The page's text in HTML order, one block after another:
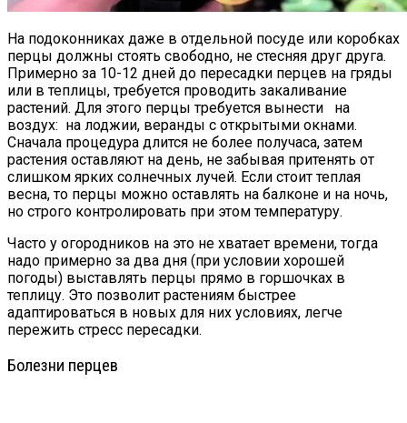
На подоконниках даже в отдельной посуде или коробках
перцы должны стоять свободно, не стесняя друг друга.
Примерно за 10-12 дней до пересадки перцев на гряды
или в теплицы, требуется проводить закаливание
растений. Для этого перцы требуется вынести на
воздух: на лоджии, веранды с открытыми окнами.
Сначала процедура длится не более получаса, затем
растения оставляют на день, не забывая притенять от
слишком ярких солнечных лучей. Если стоит теплая
весна, то перцы можно оставлять на балконе и на ночь,
но строго контролировать при этом температуру.
Часто у огородников на это не хватает времени, тогда
надо примерно за два дня (при условии хорошей
погоды) выставлять перцы прямо в горшочках в
теплицу. Это позволит растениям быстрее
адаптироваться в новых для них условиях, легче
пережить стресс пересадки.
Болезни перцев